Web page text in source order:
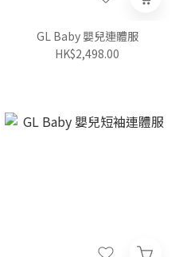
GL Baby 嬰兒連體服
HK$2,498.00